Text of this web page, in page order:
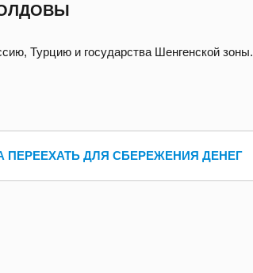
Турцию и государства Шенгенской зоны.
ПЕРЕЕХАТЬ ДЛЯ СБЕРЕЖЕНИЯ ДЕНЕГ